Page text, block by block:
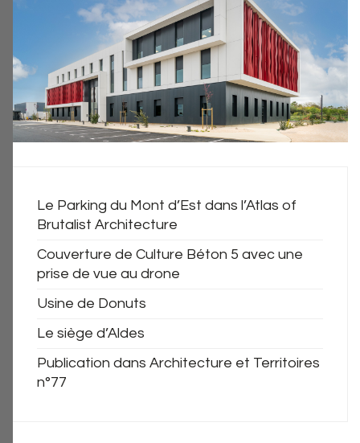
Le Parking du Mont d’Est dans l’Atlas of
Brutalist Architecture
Couverture de Culture Béton 5 avec une
prise de vue au drone
Usine de Donuts
Le siège d’Aldes
Publication dans Architecture et Territoires
n°77